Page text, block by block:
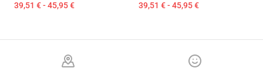
39,51 € - 45,95 € 39,51 € - 45,95 €